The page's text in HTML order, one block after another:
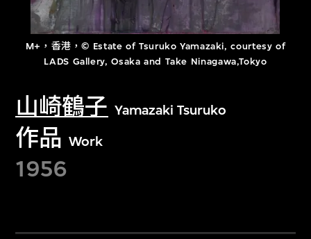
M+，香港，© Estate of Tsuruko Yamazaki, courtesy of
LADS Gallery, Osaka and Take Ninagawa,Tokyo
山崎鶴子 Yamazaki Tsuruko
作品 Work
1956